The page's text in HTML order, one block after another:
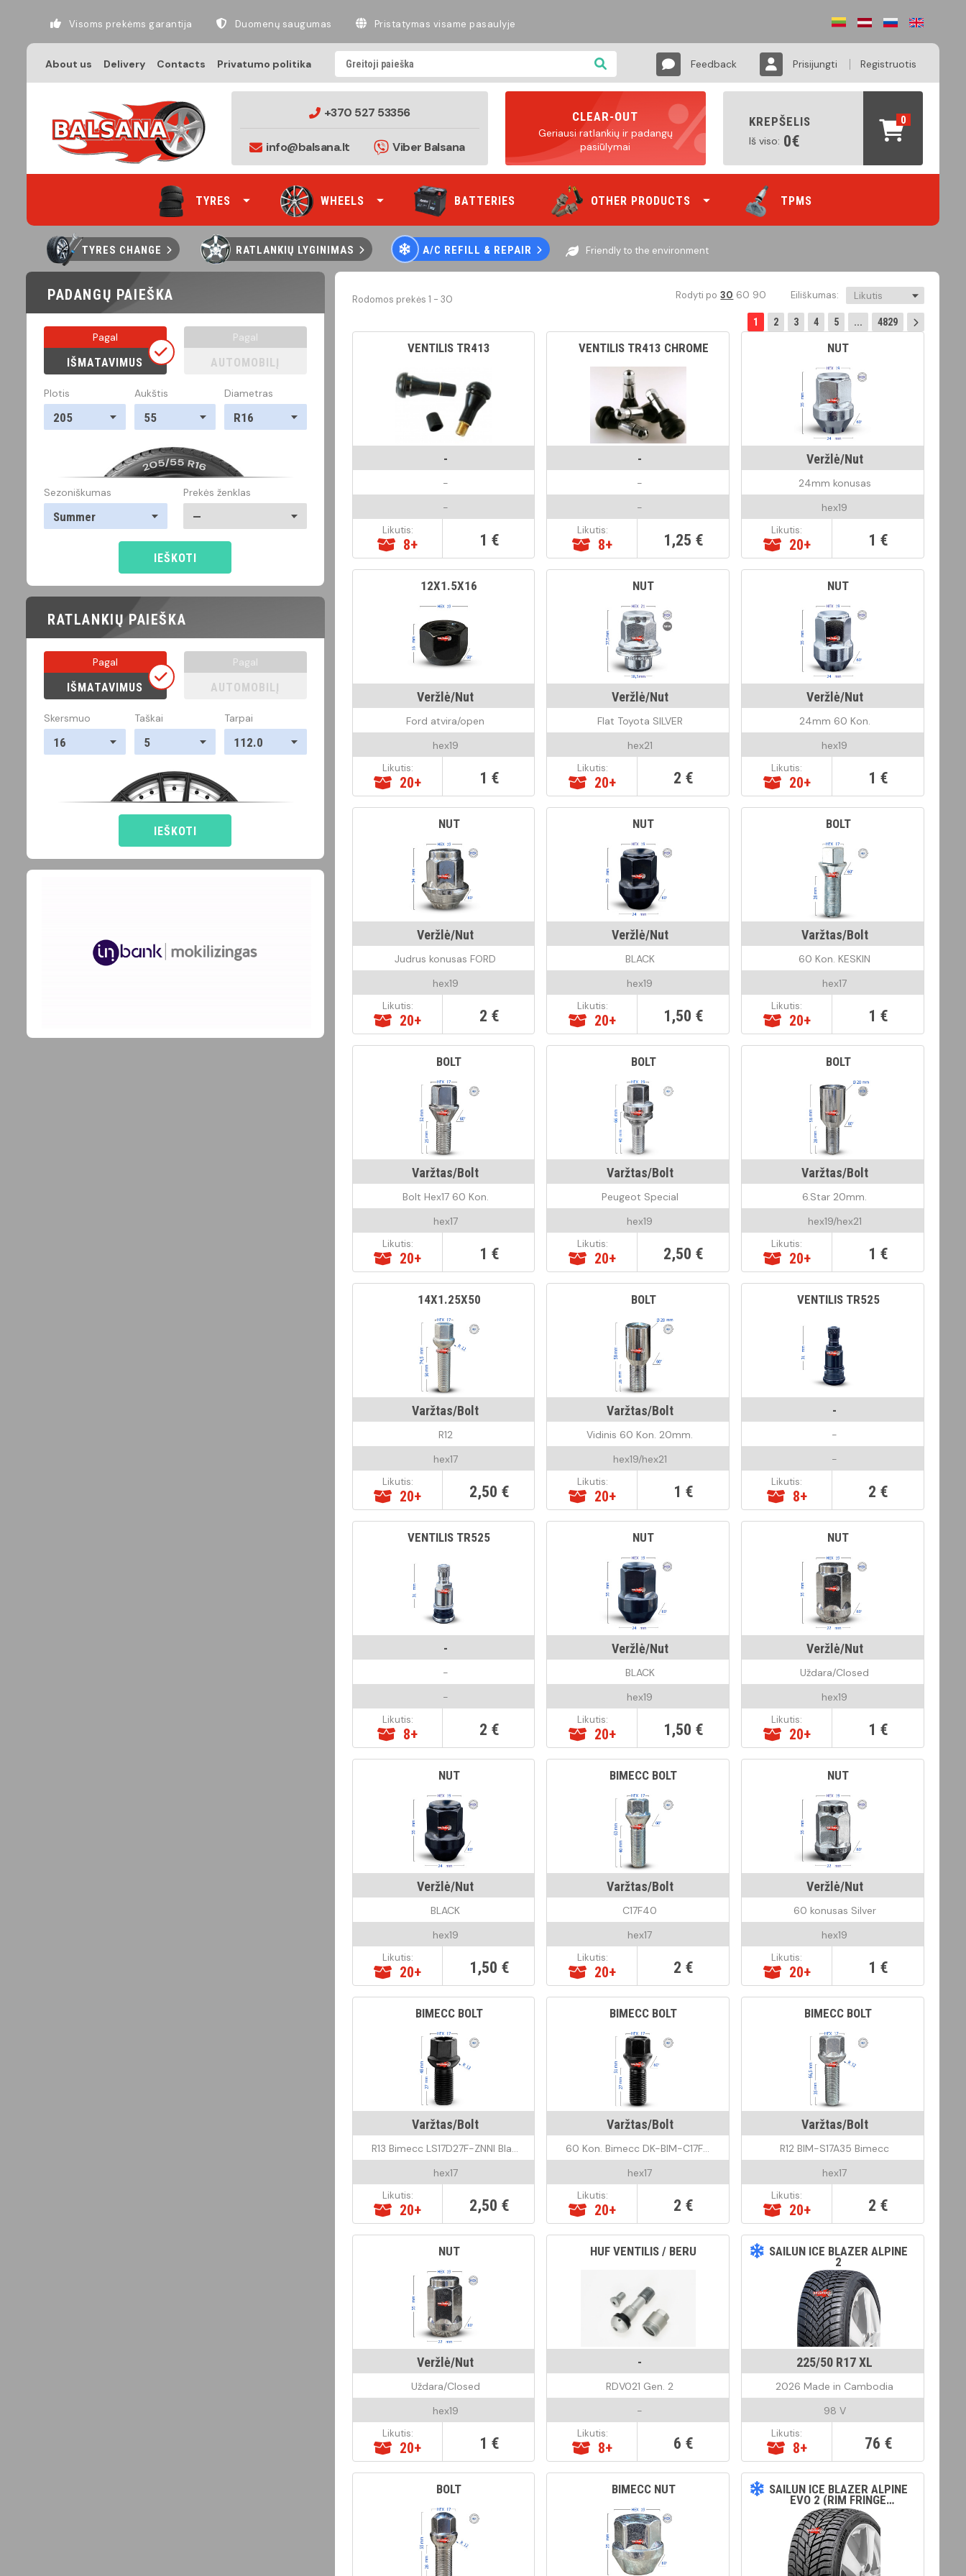
Visoms prekėms garantija Duomenų saugumas Pristatymas visame pasaulyje
About us Delivery Contacts Privatumo politika Feedback Prisijungti Registruotis
+370 527 53356
info@balsana.lt Viber Balsana
CLEAR-OUT
Geriausi ratlankių ir padangų
pasiūlymai
KREPŠELIS
Iš viso: 0€
0
TYRES WHEELS BATTERIES OTHER PRODUCTS TPMS
TYRES CHANGE RATLANKIŲ LYGINIMAS A/C REFILL & REPAIR Friendly to the environment
PADANGŲ PAIEŠKA
Pagal
IŠMATAVIMUS
Pagal
AUTOMOBILĮ
Plotis
205
Aukštis
55
Diametras
R16
Sezoniškumas
Summer
Prekės ženklas
—
IEŠKOTI
RATLANKIŲ PAIEŠKA
Pagal
IŠMATAVIMUS
Pagal
AUTOMOBILĮ
Skersmuo
16
Taškai
5
Tarpai
112.0
IEŠKOTI
Rodomos prekės 1 - 30 Rodyti po 30 60 90 Eiliškumas: Likutis
1 2 3 4 5 ... 4829
VENTILIS TR413
-
-
-
Likutis:
8+ 1 €
VENTILIS TR413 CHROME
-
-
-
Likutis:
8+ 1,25 €
NUT
Veržlė/Nut
24mm konusas
hex19
Likutis:
20+ 1 €
12X1.5X16
Veržlė/Nut
Ford atvira/open
hex19
Likutis:
20+ 1 €
NUT
Veržlė/Nut
Flat Toyota SILVER
hex21
Likutis:
20+ 2 €
NUT
Veržlė/Nut
24mm 60 Kon.
hex19
Likutis:
20+ 1 €
NUT
Veržlė/Nut
Judrus konusas FORD
hex19
Likutis:
20+ 2 €
NUT
Veržlė/Nut
BLACK
hex19
Likutis:
20+ 1,50 €
BOLT
Varžtas/Bolt
60 Kon. KESKIN
hex17
Likutis:
20+ 1 €
BOLT
Varžtas/Bolt
Bolt Hex17 60 Kon.
hex17
Likutis:
20+ 1 €
BOLT
Varžtas/Bolt
Peugeot Special
hex19
Likutis:
20+ 2,50 €
BOLT
Varžtas/Bolt
6.Star 20mm.
hex19/hex21
Likutis:
20+ 1 €
14X1.25X50
Varžtas/Bolt
R12
hex17
Likutis:
20+ 2,50 €
BOLT
Varžtas/Bolt
Vidinis 60 Kon. 20mm.
hex19/hex21
Likutis:
20+ 1 €
VENTILIS TR525
-
-
-
Likutis:
8+ 2 €
VENTILIS TR525
-
-
-
Likutis:
8+ 2 €
NUT
Veržlė/Nut
BLACK
hex19
Likutis:
20+ 1,50 €
NUT
Veržlė/Nut
Uždara/Closed
hex19
Likutis:
20+ 1 €
NUT
Veržlė/Nut
BLACK
hex19
Likutis:
20+ 1,50 €
BIMECC BOLT
Varžtas/Bolt
C17F40
hex17
Likutis:
20+ 2 €
NUT
Veržlė/Nut
60 konusas Silver
hex19
Likutis:
20+ 1 €
BIMECC BOLT
Varžtas/Bolt
R13 Bimecc LS17D27F-ZNNI Black
hex17
Likutis:
20+ 2,50 €
BIMECC BOLT
Varžtas/Bolt
60 Kon. Bimecc DK-BIM-C17F27-ZNNI Black
hex17
Likutis:
20+ 2 €
BIMECC BOLT
Varžtas/Bolt
R12 BIM-S17A35 Bimecc
hex17
Likutis:
20+ 2 €
NUT
Veržlė/Nut
Uždara/Closed
hex19
Likutis:
20+ 1 €
HUF VENTILIS / BERU
-
RDV021 Gen. 2
-
Likutis:
8+ 6 €
SAILUN ICE BLAZER ALPINE
2
225/50 R17 XL
2026 Made in Cambodia
98 V
Likutis:
8+ 76 €
BOLT BIMECC NUT SAILUN ICE BLAZER ALPINE
EVO 2 (RIM FRINGE
PROTECTION)